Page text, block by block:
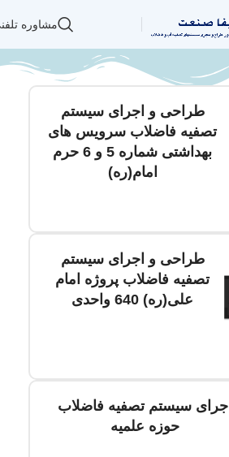
مشاوره
طراحی و اجرای سیستم
تصفیه فاضلاب سرویس های
بهداشتی شماره 5 و 6 حرم
امام(ره)
طراحی و اجرای سیستم
تصفیه فاضلاب پروژه امام
علی(ره) 640 واحدی
اجرای سیستم تصفیه فاضلاب
حوزه علمیه